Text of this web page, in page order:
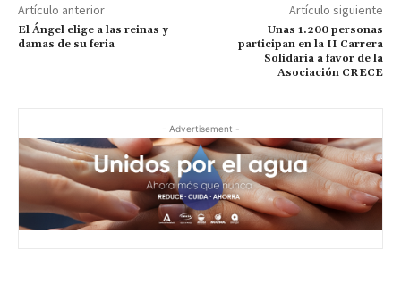
Artículo anterior
El Ángel elige a las reinas y
damas de su feria
Artículo siguiente
Unas 1.200 personas
participan en la II Carrera
Solidaria a favor de la
Asociación CRECE
- Advertisement -